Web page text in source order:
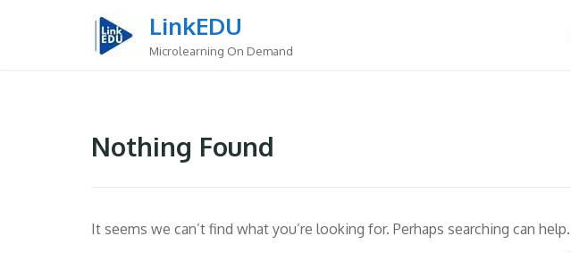
LinkEDU
Microlearning On Demand
Nothing Found
It seems we can’t find what you’re looking for. Perhaps searching can help.